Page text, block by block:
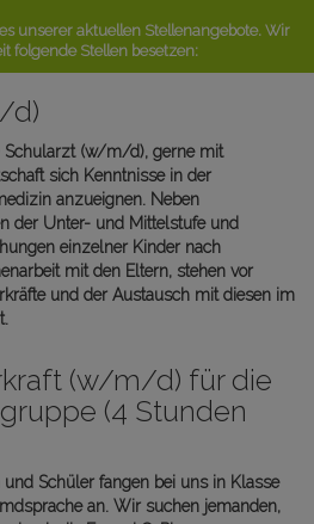
unserer aktuellen Stellenangebote. Wir
folgende Stellen besetzen:
d)
Schularzt (w/m/d), gerne mit
sich Kenntnisse in der
anzueignen. Neben
der Unter- und Mittelstufe und
einzelner Kinder nach
mit den Eltern, stehen vor
und der Austausch mit diesen im
(w/m/d) für die
(4 Stunden
Schüler fangen bei uns in Klasse
an. Wir suchen jemanden,